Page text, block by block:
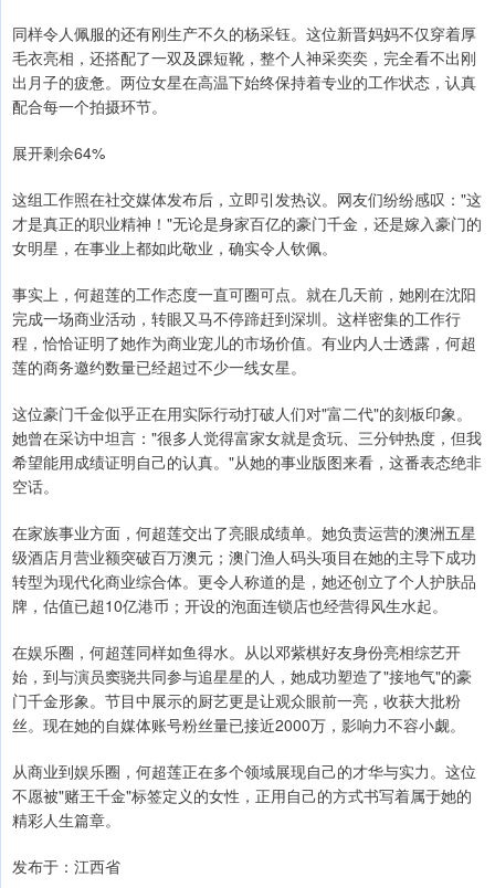
同样令人佩服的还有刚生产不久的杨采钰。这位新晋妈妈不仅穿着厚
毛衣亮相，还搭配了一双及踝短靴，整个人神采奕奕，完全看不出刚
出月子的疲惫。两位女星在高温下始终保持着专业的工作状态，认真
配合每一个拍摄环节。
展开剩余64%
这组工作照在社交媒体发布后，立即引发热议。网友们纷纷感叹："这
才是真正的职业精神！"无论是身家百亿的豪门千金，还是嫁入豪门的
女明星，在事业上都如此敬业，确实令人钦佩。
事实上，何超莲的工作态度一直可圈可点。就在几天前，她刚在沈阳
完成一场商业活动，转眼又马不停蹄赶到深圳。这样密集的工作行
程，恰恰证明了她作为商业宠儿的市场价值。有业内人士透露，何超
莲的商务邀约数量已经超过不少一线女星。
这位豪门千金似乎正在用实际行动打破人们对"富二代"的刻板印象。
她曾在采访中坦言："很多人觉得富家女就是贪玩、三分钟热度，但我
希望能用成绩证明自己的认真。"从她的事业版图来看，这番表态绝非
空话。
在家族事业方面，何超莲交出了亮眼成绩单。她负责运营的澳洲五星
级酒店月营业额突破百万澳元；澳门渔人码头项目在她的主导下成功
转型为现代化商业综合体。更令人称道的是，她还创立了个人护肤品
牌，估值已超10亿港币；开设的泡面连锁店也经营得风生水起。
在娱乐圈，何超莲同样如鱼得水。从以邓紫棋好友身份亮相综艺开
始，到与演员窦骁共同参与追星星的人，她成功塑造了"接地气"的豪
门千金形象。节目中展示的厨艺更是让观众眼前一亮，收获大批粉
丝。现在她的自媒体账号粉丝量已接近2000万，影响力不容小觑。
从商业到娱乐圈，何超莲正在多个领域展现自己的才华与实力。这位
不愿被"赌王千金"标签定义的女性，正用自己的方式书写着属于她的
精彩人生篇章。
发布于：江西省